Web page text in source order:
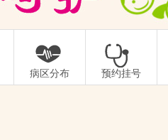
病区分布 预约挂号